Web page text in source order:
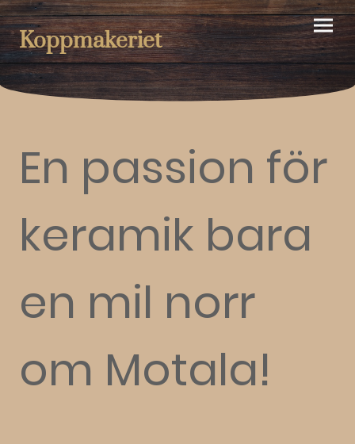
Koppmakeriet
En passion för
keramik bara
en mil norr
om Motala!